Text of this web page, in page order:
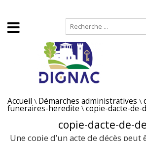
Accueil \ Démarches administratives \
funeraires-heredite \ copie-dacte-de-
copie-dacte-de-
Une copie d’un acte de décès peut